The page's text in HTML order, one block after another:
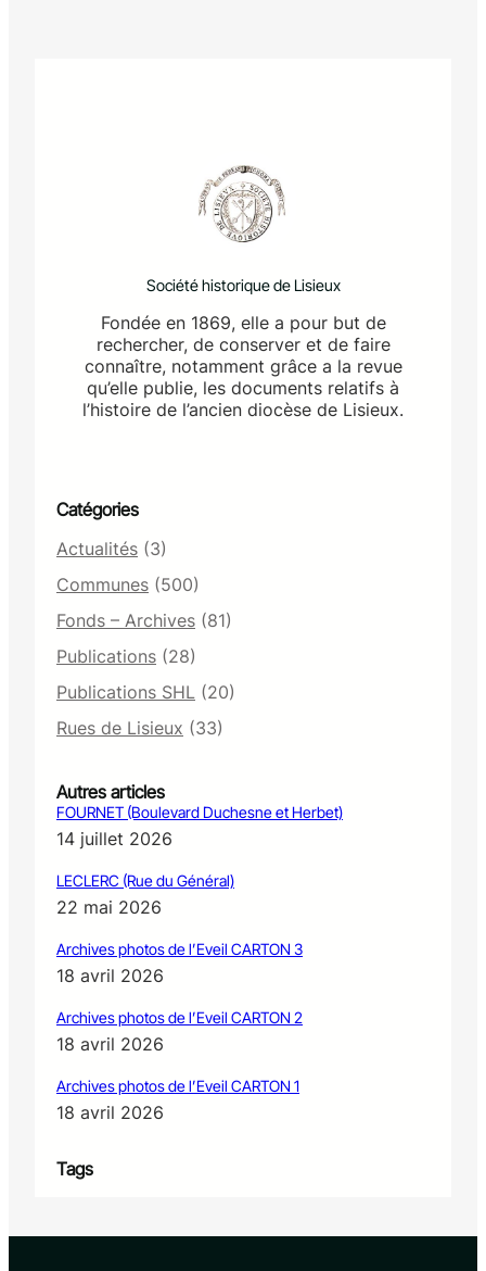
Société historique de Lisieux
Fondée en 1869, elle a pour but de
rechercher, de conserver et de faire
connaître, notamment grâce a la revue
qu’elle publie, les documents relatifs à
l’histoire de l’ancien diocèse de Lisieux.
Catégories
Actualités (3)
Communes (500)
Fonds – Archives (81)
Publications (28)
Publications SHL (20)
Rues de Lisieux (33)
Autres articles
FOURNET (Boulevard Duchesne et Herbet)
14 juillet 2026
LECLERC (Rue du Général)
22 mai 2026
Archives photos de l’Eveil CARTON 3
18 avril 2026
Archives photos de l’Eveil CARTON 2
18 avril 2026
Archives photos de l’Eveil CARTON 1
18 avril 2026
Tags